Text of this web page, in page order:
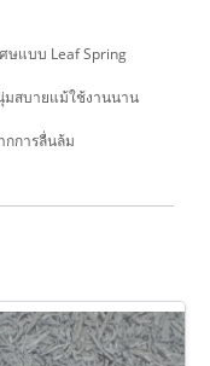
ษแบบ Leaf Spring
มสบายแม้ใช้งานนาน
กการลื่นล้ม